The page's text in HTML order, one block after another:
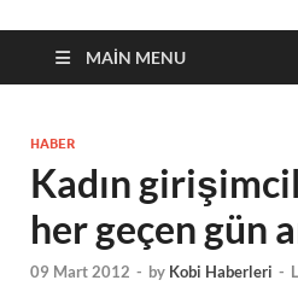
MAIN MENU
HABER
Kadın
her geçen gün
09 Mart 2012 - by Kobi Haberleri -